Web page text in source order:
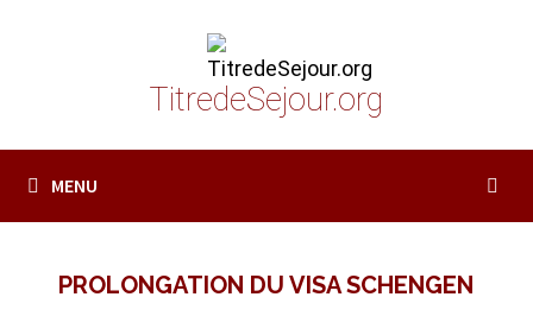
TitredeSejour.org
MENU
PROLONGATION DU VISA SCHENGEN